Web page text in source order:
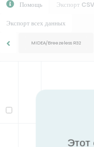
Помощь Экспорт CSV
Экспорт всех данных
MIDEA/Breezeless R32
Этот